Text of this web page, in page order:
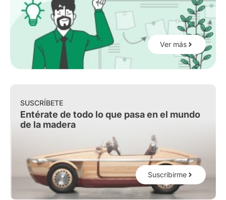
Ver más
SUSCRÍBETE
Entérate de todo lo que pasa en el mundo
de la madera
Suscribirme